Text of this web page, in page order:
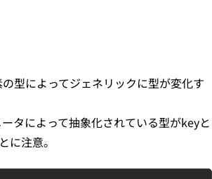
型によってジェネリックに型が変化す
タによって抽象化されている型がkeyと
に注意。